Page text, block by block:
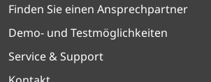
Finden Sie einen Ansprechpartner
Demo- und Testmöglichkeiten
Service & Support